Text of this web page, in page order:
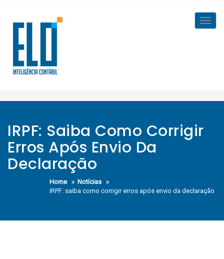
content
IRPF: Saiba Como Corrigir
Erros Após Envio Da
Declaração
Home
Notícias
IRPF: saiba como corrigir erros após envio da declaração